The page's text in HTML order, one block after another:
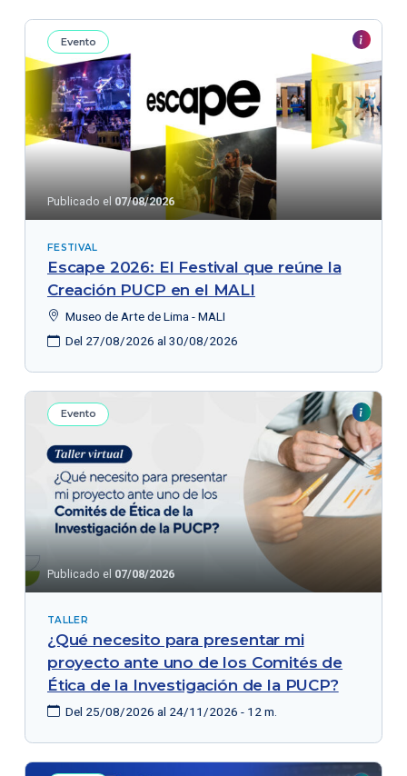
Evento
Publicado el 07/08/2026
FESTIVAL
Escape 2026: El Festival que reúne la
Creación PUCP en el MALI
Museo de Arte de Lima - MALI
Del 27/08/2026 al 30/08/2026
Evento
Publicado el 07/08/2026
TALLER
¿Qué necesito para presentar mi
proyecto ante uno de los Comités de
Ética de la Investigación de la PUCP?
Del 25/08/2026 al 24/11/2026 - 12 m.